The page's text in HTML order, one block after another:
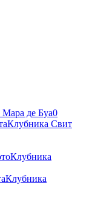
де Буа0
Клубника Свит
Клубника
Клубника